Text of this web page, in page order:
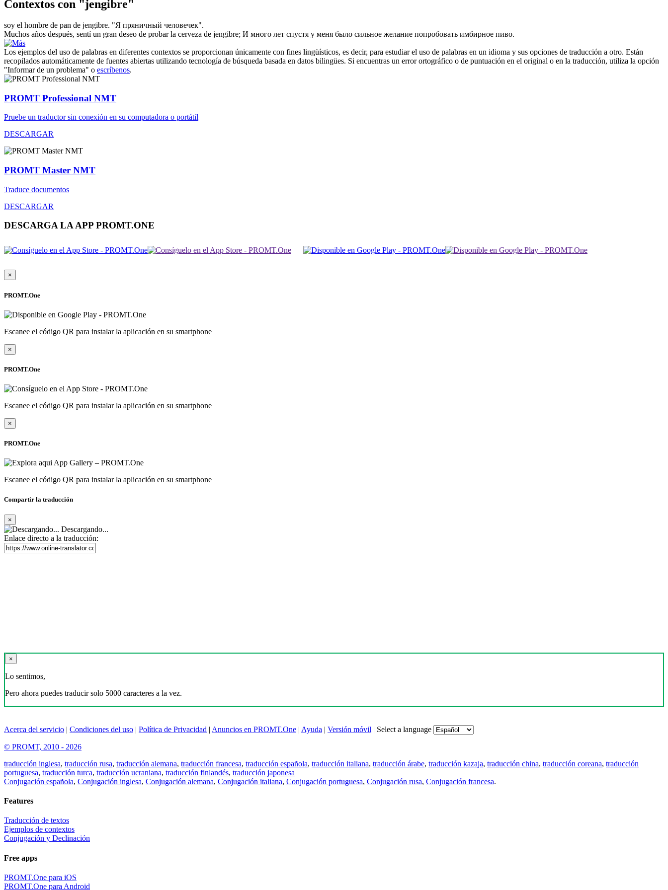
Contextos con "jengibre"
soy el hombre de pan de jengibre. "Я пряничный человечек".
Muchos años después, sentí un gran deseo de probar la cerveza de jengibre; И много лет спустя у меня было сильное желание попробовать имбирное пиво.
Los ejemplos del uso de palabras en diferentes contextos se proporcionan únicamente con fines lingüísticos, es decir, para estudiar el uso de palabras en un idioma y sus opciones de traducción a otro. Están
recopilados automáticamente de fuentes abiertas utilizando tecnología de búsqueda basada en datos bilingües. Si encuentras un error ortográfico o de puntuación en el original o en la traducción, utiliza la opción
"Informar de un problema" o escríbenos.
PROMT Professional NMT
Pruebe un traductor sin conexión en su computadora o portátil
DESCARGAR
PROMT Master NMT
Traduce documentos
DESCARGAR
DESCARGA LA APP PROMT.ONE
×
PROMT.One
Escanee el código QR para instalar la aplicación en su smartphone
×
PROMT.One
Escanee el código QR para instalar la aplicación en su smartphone
×
PROMT.One
Escanee el código QR para instalar la aplicación en su smartphone
Compartir la traducción
×
Descargando...
Enlace directo a la traducción:
×
Lo sentimos,
Pero ahora puedes traducir solo 5000 caracteres a la vez.
Acerca del servicio | Condiciones del uso | Política de Privacidad | Anuncios en PROMT.One | Ayuda | Versión móvil | Select a language
© PROMT, 2010 - 2026
traducción inglesa, traducción rusa, traducción alemana, traducción francesa, traducción española, traducción italiana, traducción árabe, traducción kazaja, traducción china, traducción coreana, traducción
portuguesa, traducción turca, traducción ucraniana, traducción finlandés, traducción japonesa
Conjugación española, Conjugación inglesa, Conjugación alemana, Conjugación italiana, Conjugación portuguesa, Conjugación rusa, Conjugación francesa.
Features
Traducción de textos
Ejemplos de contextos
Conjugación y Declinación
Free apps
PROMT.One para iOS
PROMT.One para Android